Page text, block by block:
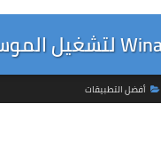
أفضل التطبيقات